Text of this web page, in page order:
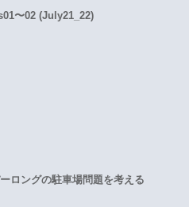
〜02 (July21_22)
ロングの駐車場問題を考える